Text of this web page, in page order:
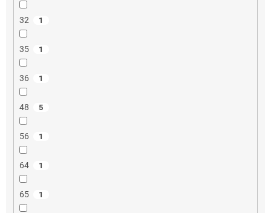
32 1
35 1
36 1
48 5
56 1
64 1
65 1